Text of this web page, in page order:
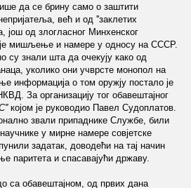
да се брину само о заштити
већ и од ''заклетих
још од злогласног Минхенског
мишљење и намере у односу на СССР.
су знали шта да очекују како од
уколико они учврсте монопол на
информација о том оружју постало је
За организацију тог обавештајног
којом је руководио Павел Судоплатов.
звали припаднике Службе, били
у мирне намере совјетске
задатак, доводећи на тај начин
паритета и спасавајући државу.
са обавештајном, од првих дана